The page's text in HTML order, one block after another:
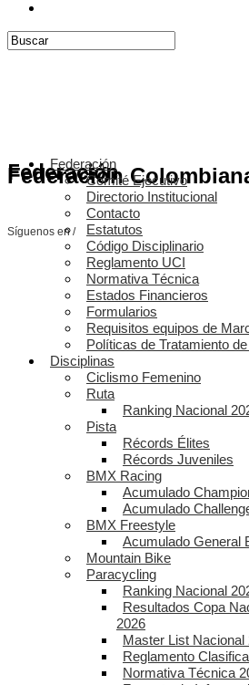
Federación
Federación
Síguenos en /
Federación
Comité Ejecutivo
Directorio Institucional
Contacto
Estatutos
Código Disciplinario
Reglamento UCI
Normativa Técnica
Estados Financieros
Formularios
Requisitos equipos de
Políticas de Tratamiento
Disciplinas
Ciclismo Femenino
Ruta
Ranking Nacional
Pista
Récords Élites
Récords Juveniles
BMX Racing
Acumulado
Acumulado
BMX Freestyle
Acumulado General
Mountain Bike
Paracycling
Ranking Nacional
Resultados Copa
2026
Master List Nacional
Reglamento
Normativa Técnica